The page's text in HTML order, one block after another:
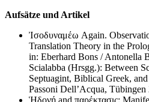
Aufsätze und Artikel
Ἰσοδυναμέω Again.
Translation Theory in the
in: Eberhard Bons / Antonella
Scialabba (Hrsgg.): Between
Septuagint, Biblical Greek,
Passoni Dell’Acqua,
Ἡδονή and παρέκτασις: